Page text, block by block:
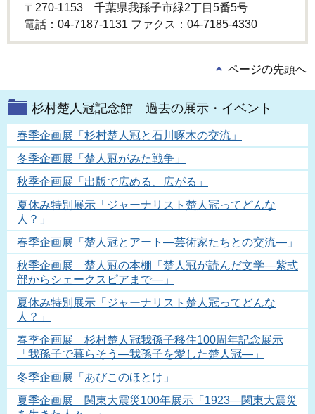
〒270-1153 千葉県我孫子市緑2丁目5番5号
電話：04-7187-1131 ファクス：04-7185-4330
ページの先頭へ
杉村楚人冠記念館 過去の展示・イベント
春季企画展「杉村楚人冠と石川啄木の交流」
冬季企画展「楚人冠がみた戦争」
秋季企画展「出版で広める、広がる」
夏休み特別展示「ジャーナリスト楚人冠ってどんな
人？」
春季企画展「楚人冠とアート―芸術家たちとの交流―」
秋季企画展 楚人冠の本棚「楚人冠が読んだ文学―紫式
部からシェークスピアまで―」
夏休み特別展示「ジャーナリスト楚人冠ってどんな
人？」
春季企画展 杉村楚人冠我孫子移住100周年記念展示
「我孫子で暮らそう―我孫子を愛した楚人冠―」
冬季企画展「あびこのほとけ」
夏季企画展 関東大震災100年展示「1923―関東大震災